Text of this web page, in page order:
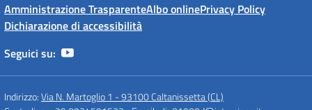
Amministrazione TrasparenteAlbo onlinePrivacy Policy
Dichiarazione di accessibilità
Seguici su:
Indirizzo:Via N. Martoglio 1 - 93100 Caltanissetta (CL)